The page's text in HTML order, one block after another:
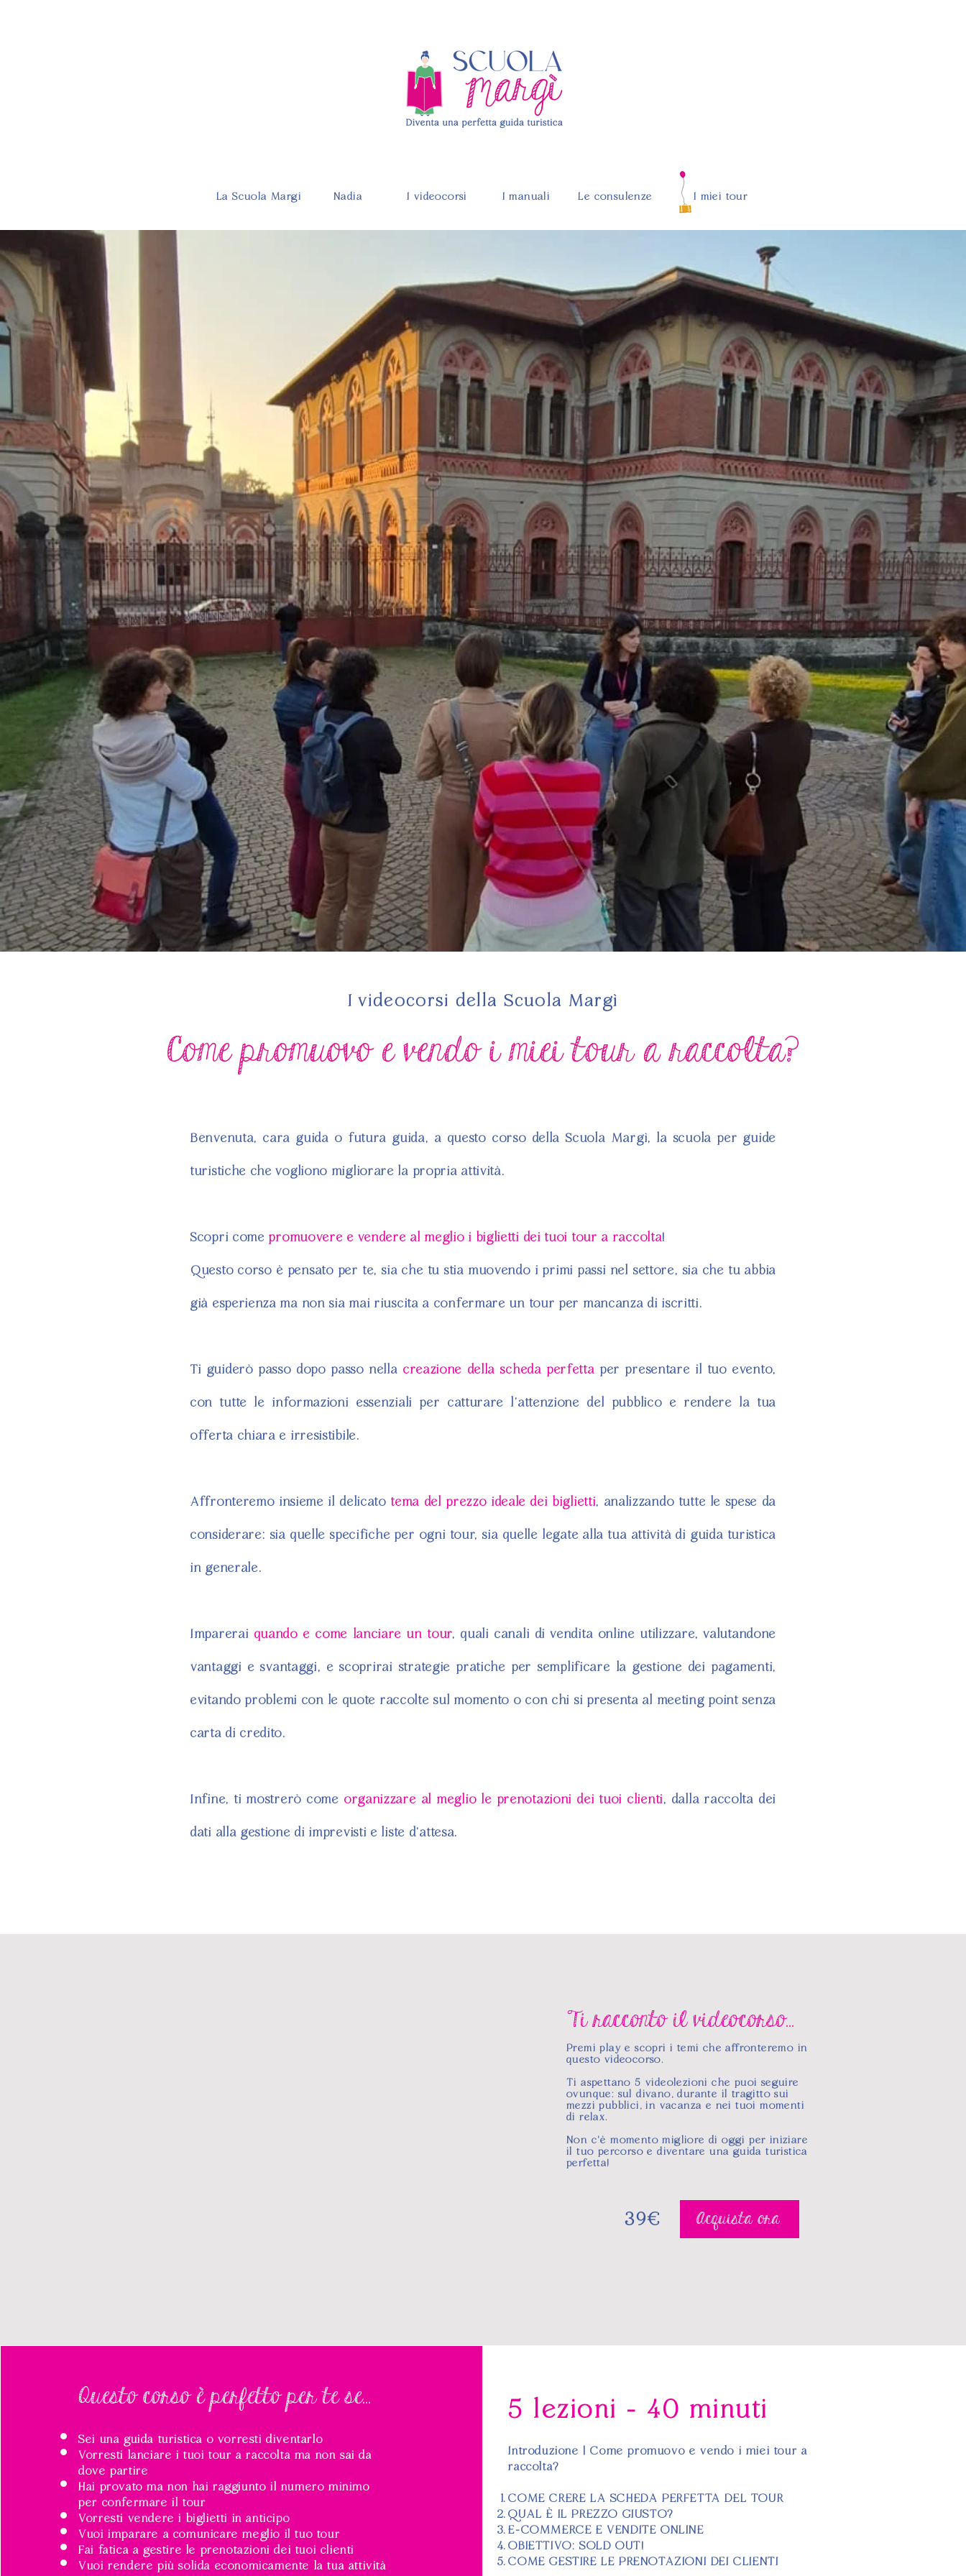
La Scuola Margì Nadia I videocorsi I manuali Le consulenze I miei tour
I videocorsi della Scuola Margì
Come promuovo e vendo i miei tour a raccolta?
Benvenuta, cara guida o futura guida, a questo corso della Scuola Margì, la scuola per guide
turistiche che vogliono migliorare la propria attività.
Scopri comepromuovere e vendere al meglio i biglietti dei tuoi tour a raccolta!
Questo corso è pensato per te, sia che tu stia muovendo i primi passi nel settore, sia che tu abbia
già esperienza ma non sia mai riuscita a confermare un tour per mancanza di iscritti.
Ti guiderò passo dopo passo nellacreazione della scheda perfettaper presentare il tuo evento,
con tutte le informazioni essenziali per catturare l’attenzione del pubblico e rendere la tua
offerta chiara e irresistibile.
Affronteremo insieme il delicatotema del prezzo ideale dei biglietti, analizzando tutte le spese da
considerare: sia quelle specifiche per ogni tour, sia quelle legate alla tua attività di guida turistica
in generale.
Imparerai quando e come lanciare un tour, quali canali di vendita online utilizzare, valutandone
vantaggi e svantaggi, e scoprirai strategie pratiche per semplificare la gestione dei pagamenti,
evitando problemi con le quote raccolte sul momento o con chi si presenta al meeting point senza
carta di credito.
Infine, ti mostrerò comeorganizzare al meglio le prenotazioni dei tuoi clienti, dalla raccolta dei
dati alla gestione di imprevisti e liste d’attesa.
Ti racconto il videocorso...
Premi play e scopri i temi che affronteremo in
questo videocorso.
Ti aspettano 5 videolezioni che puoi seguire
ovunque: sul divano, durante il tragitto sui
mezzi pubblici, in vacanza e nei tuoi momenti
di relax.
Non c'è momento migliore di oggi per iniziare
il tuo percorso e diventare una guida turistica
perfetta!
39€ Acquista ora
Questo corso è perfetto per te se...
Sei una guida turistica o vorresti diventarlo
Vorresti lanciare i tuoi tour a raccolta ma non sai da
dove partire
Hai provato ma non hai raggiunto il numero minimo
per confermare il tour
Vorresti vendere i biglietti in anticipo
Vuoi imparare a comunicare meglio il tuo tour
Fai fatica a gestire le prenotazioni dei tuoi clienti
Vuoi rendere più solida economicamente la tua attività
5 lezioni - 40 minuti
Introduzione | Come promuovo e vendo i miei tour a
raccolta?
COME CRERE LA SCHEDA PERFETTA DEL TOUR
QUAL È IL PREZZO GIUSTO?
E-COMMERCE E VENDITE ONLINE
OBIETTIVO: SOLD OUT!
COME GESTIRE LE PRENOTAZIONI DEI CLIENTI